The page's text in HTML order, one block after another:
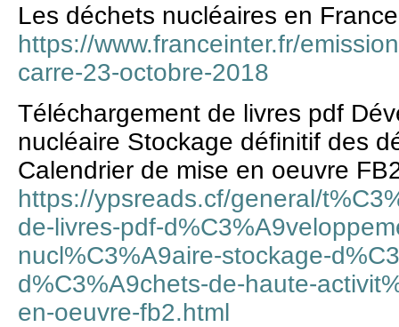
Les déchets nucléaires en France
https://www.franceinter.fr/
carre-23-octobre-2018
Téléchargement de livres pdf
nucléaire Stockage définitif des
Calendrier de mise en oeuvre
https://ypsreads.cf/general/
de-livres-pdf-
nucl%C3%A9aire-stockage-
d%C3%A9chets-de-haute-
en-oeuvre-fb2.html